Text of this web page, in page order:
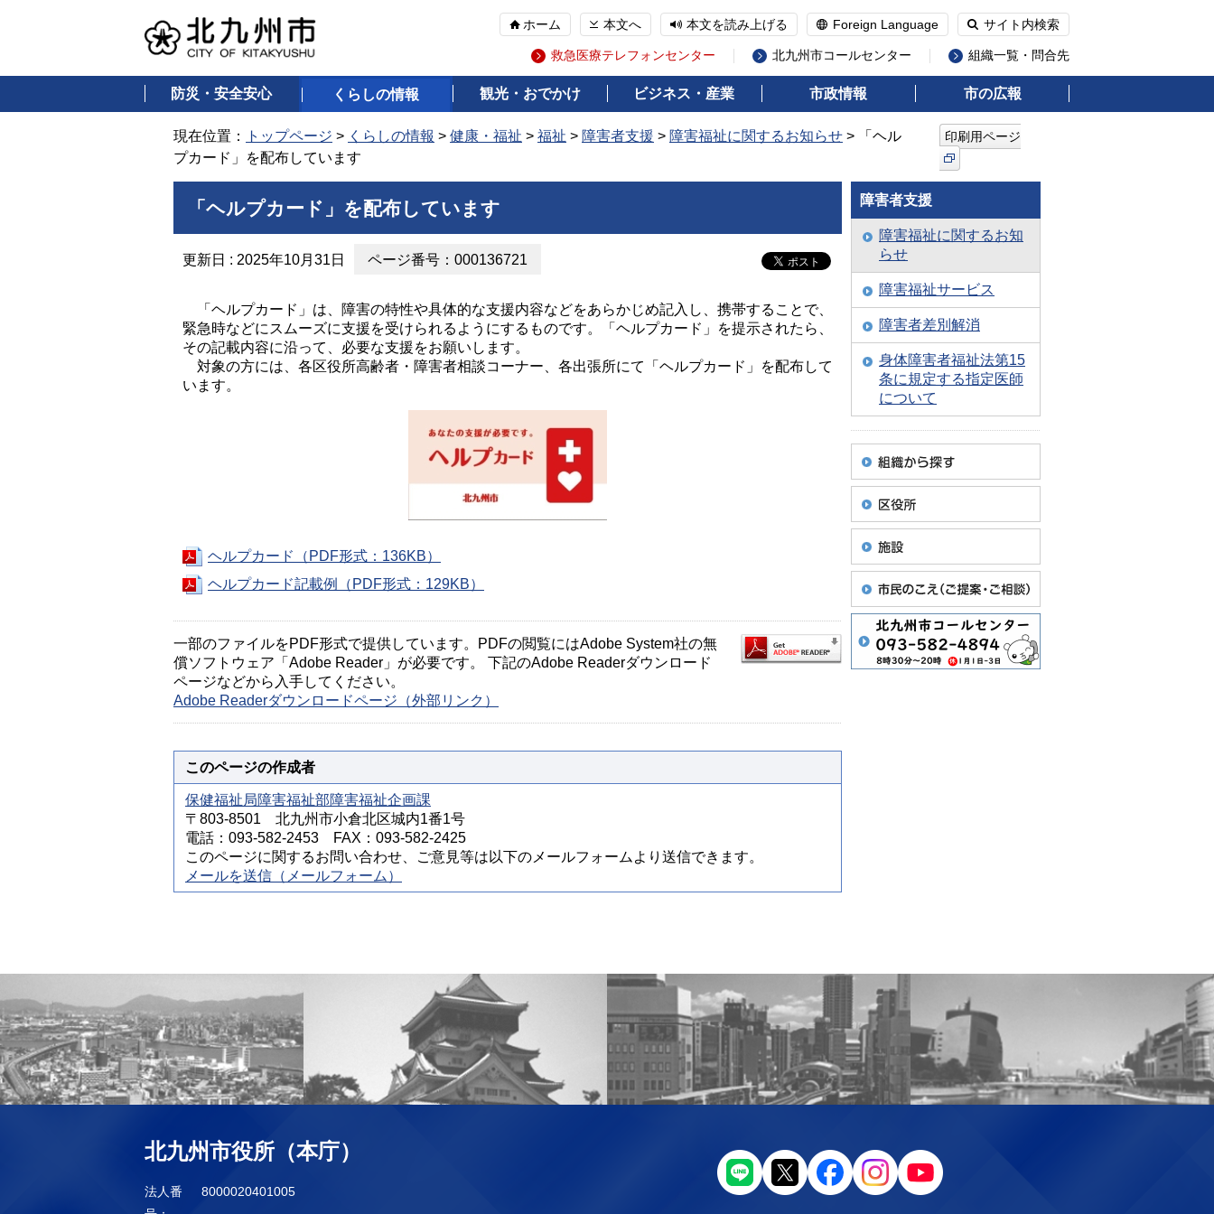
ホーム 本文へ 本文を読み上げる Foreign Language サイト内検索
救急医療テレフォンセンター 北九州市コールセンター 組織一覧・問合先
防災・安全安心 くらしの情報 観光・おでかけ ビジネス・産業 市政情報 市の広報
現在位置： トップページ > くらしの情報 > 健康・福祉 > 福祉 > 障害者支援 > 障害福祉に関するお知らせ > 「ヘル
プカード」を配布しています
印刷用ページ
「ヘルプカード」を配布しています
更新日 : 2025年10月31日 ページ番号：000136721
「ヘルプカード」は、障害の特性や具体的な支援内容などをあらかじめ記入し、携帯することで、
緊急時などにスムーズに支援を受けられるようにするものです。「ヘルプカード」を提示されたら、
その記載内容に沿って、必要な支援をお願いします。
対象の方には、各区役所高齢者・障害者相談コーナー、各出張所にて「ヘルプカード」を配布して
います。
ヘルプカード（PDF形式：136KB）
ヘルプカード記載例（PDF形式：129KB）
一部のファイルをPDF形式で提供しています。PDFの閲覧にはAdobe System社の無
償ソフトウェア「Adobe Reader」が必要です。 下記のAdobe Readerダウンロード
ページなどから入手してください。
Adobe Readerダウンロードページ（外部リンク）
このページの作成者
保健福祉局障害福祉部障害福祉企画課
〒803-8501 北九州市小倉北区城内1番1号
電話：093-582-2453 FAX：093-582-2425
このページに関するお問い合わせ、ご意見等は以下のメールフォームより送信できます。
メールを送信（メールフォーム）
障害者支援
障害福祉に関するお知
らせ
障害福祉サービス
障害者差別解消
身体障害者福祉法第15
条に規定する指定医師
について
北九州市役所（本庁）
法人番
8000020401005